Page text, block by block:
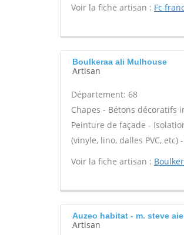
Voir la fiche artisan : Fc
Boulkeraa ali Mulhouse
Artisan
Département: 68
Chapes - Bétons décoratifs
Peinture de façade -
(vinyle, lino, dalles PVC,
Voir la fiche artisan :
Auzeo habitat - m. steve
Artisan